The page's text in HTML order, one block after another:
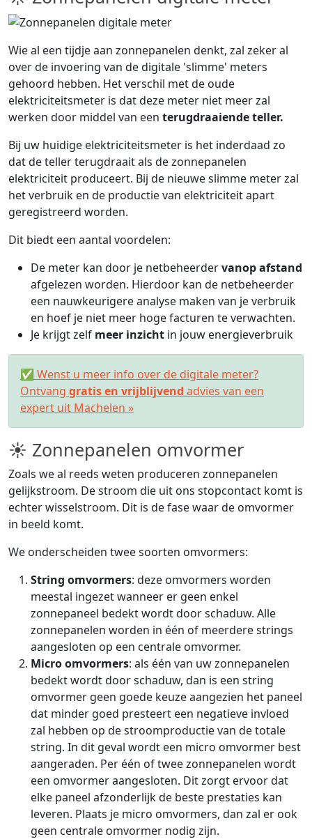
Wie al een tijdje aan zonnepanelen denkt, zal zeker al
over de invoering van de digitale 'slimme' meters
gehoord hebben. Het verschil met de oude
elektriciteitsmeter is dat deze meter niet meer zal
werken door middel van een terugdraaiende teller.
Bij uw huidige elektriciteitsmeter is het inderdaad zo
dat de teller terugdraait als de zonnepanelen
elektriciteit produceert. Bij de nieuwe slimme meter zal
het verbruik en de productie van elektriciteit apart
geregistreerd worden.
Dit biedt een aantal voordelen:
De meter kan door je netbeheerdervanop afstand
afgelezen worden. Hierdoor kan de netbeheerder
een nauwkeurigere analyse maken van je verbruik
en hoef je niet meer hoge facturen te verwachten.
Je krijgt zelf meer inzicht in jouw energieverbruik
✅ Wenst u meer info over de digitale meter?
Ontvang gratis en vrijblijvend advies van een
expert uit Machelen »
☀ Zonnepanelen omvormer
Zoals we al reeds weten produceren zonnepanelen
gelijkstroom. De stroom die uit ons stopcontact komt is
echter wisselstroom. Dit is de fase waar de omvormer
in beeld komt.
We onderscheiden twee soorten omvormers:
String omvormers: deze omvormers worden
meestal ingezet wanneer er geen enkel
zonnepaneel bedekt wordt door schaduw. Alle
zonnepanelen worden in één of meerdere strings
aangesloten op een centrale omvormer.
Micro omvormers: als één van uw zonnepanelen
bedekt wordt door schaduw, dan is een string
omvormer geen goede keuze aangezien het paneel
dat minder goed presteert een negatieve invloed
zal hebben op de stroomproductie van de totale
string. In dit geval wordt een micro omvormer best
aangeraden. Per één of twee zonnepanelen wordt
een omvormer aangesloten. Dit zorgt ervoor dat
elke paneel afzonderlijk de beste prestaties kan
leveren. Plaats je micro omvormers, dan zal er ook
geen centrale omvormer nodig zijn.